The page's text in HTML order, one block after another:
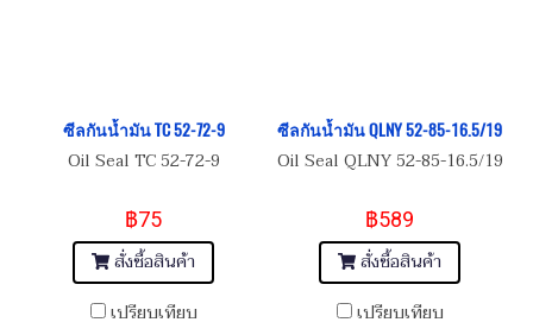
ซีลกันน้ำมัน TC 52-72-9
Oil Seal TC 52-72-9
฿75
สั่งซื้อสินค้า
เปรียบเทียบ
ซีลกันน้ำมัน QLNY 52-85-16.5/19
Oil Seal QLNY 52-85-16.5/19
฿589
สั่งซื้อสินค้า
เปรียบเทียบ